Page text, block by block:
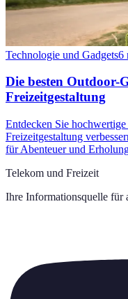
Technologie und Gadgets6
Die besten Outdoor-
Freizeitgestaltung
Entdecken Sie
Freizeitgestaltung
für Abenteuer und
Telekom und Freizeit
Ihre Informationsquelle für